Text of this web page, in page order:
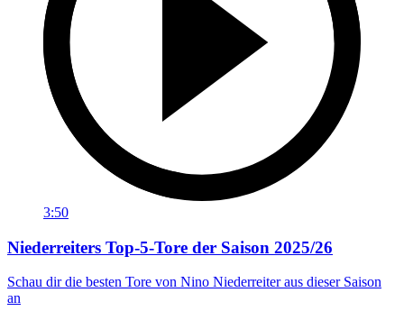
3:50
Niederreiters Top-5-Tore der Saison 2025/26
Schau dir die besten Tore von Nino Niederreiter aus dieser Saison
an